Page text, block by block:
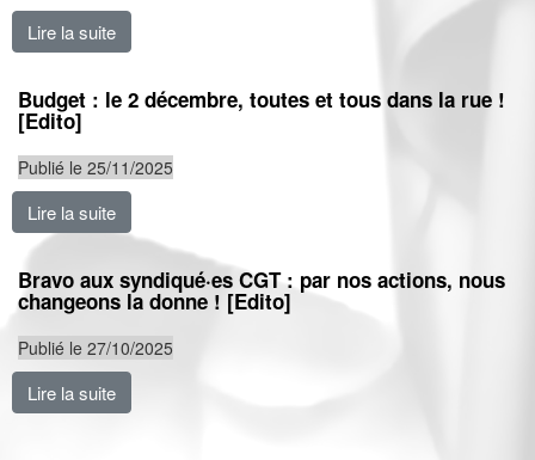
Lire la suite de Unis contre l'austérité et la répression ! [Edito]
Budget : le 2 décembre, toutes et tous dans la rue !
[Edito]
Publié le 25/11/2025
Lire la suite
Bravo aux syndiqué·es CGT : par nos actions, nous
changeons la donne ! [Edito]
Publié le 27/10/2025
Lire la suite